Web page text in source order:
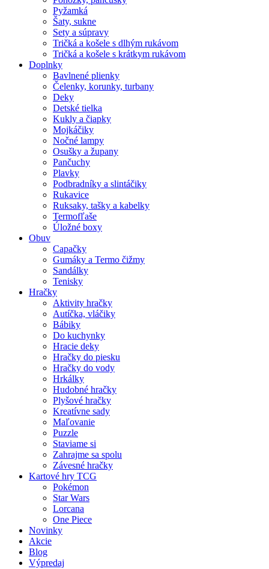
Pyžamká
Šaty, sukne
Sety a súpravy
Tričká a košele s dlhým rukávom
Tričká a košele s krátkym rukávom
Doplnky
Bavlnené plienky
Čelenky, korunky, turbany
Deky
Detské tielka
Kukly a čiapky
Mojkáčiky
Nočné lampy
Osušky a župany
Pančuchy
Plavky
Podbradníky a slintáčiky
Rukavice
Ruksaky, tašky a kabelky
Termofľaše
Úložné boxy
Obuv
Capačky
Gumáky a Termo čižmy
Sandálky
Tenisky
Hračky
Aktivity hračky
Autíčka, vláčiky
Bábiky
Do kuchynky
Hracie deky
Hračky do piesku
Hračky do vody
Hrkálky
Hudobné hračky
Plyšové hračky
Kreatívne sady
Maľovanie
Puzzle
Staviame si
Zahrajme sa spolu
Závesné hračky
Kartové hry TCG
Pokémon
Star Wars
Lorcana
One Piece
Novinky
Akcie
Blog
Výpredaj